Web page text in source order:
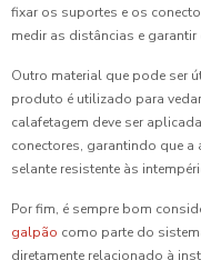
fixar os suportes e os
medir as distâncias e
Outro material que pode ser
produto é utilizado para
calafetagem deve ser
conectores, garantindo que a
selante resistente às
Por fim, é sempre bom
galpão como parte do
diretamente relacionado à